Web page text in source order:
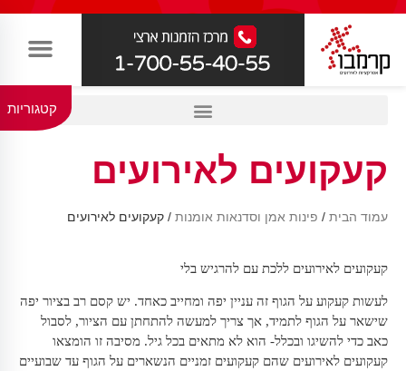
קטגוריות
קעקועים לאירועים
עמוד הבית / פינות אמן וסדנאות אומנות / קעקועים לאירועים
קעקועים לאירועים ללכת עם להרגיש בלי
לעשות קעקוע על הגוף זה עניין יפה ומחייב כאחד. יש קסם רב בציור יפה
שישאר על הגוף לתמיד, אך צריך למעשה להתחתן עם הציור, לסבול
כאב כדי להשיגו ובכלל- הוא לא מתאים בכל גיל. מסיבה זו הומצאו
קעקועים לאירועים שהם קעקועים זמניים הנשארים על הגוף עד שבועיים